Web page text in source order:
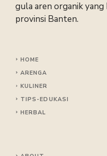
gula aren organik yang
provinsi Banten.
HOME
ARENGA
KULINER
TIPS -EDUKASI
HERBAL